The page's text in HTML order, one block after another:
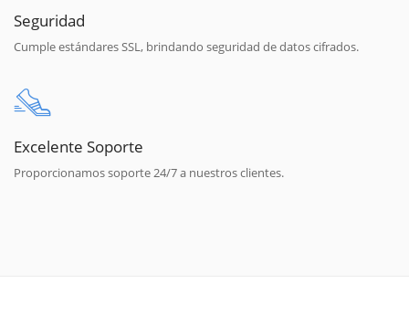
Seguridad
Cumple estándares SSL, brindando seguridad de datos cifrados.
Excelente Soporte
Proporcionamos soporte 24/7 a nuestros clientes.